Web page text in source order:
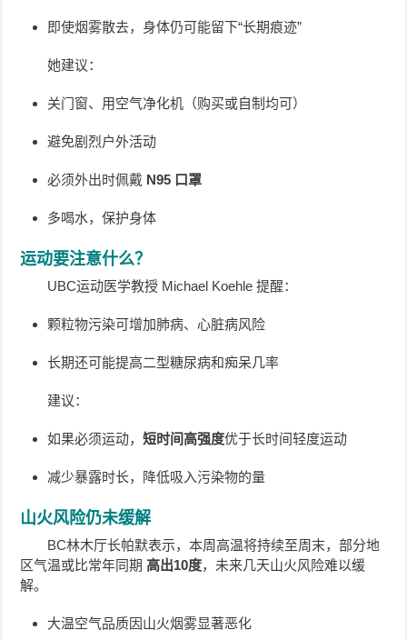
即使烟雾散去，身体仍可能留下“长期痕迹”
她建议：
关门窗、用空气净化机（购买或自制均可）
避免剧烈户外活动
必须外出时佩戴 N95 口罩
多喝水，保护身体
运动要注意什么？
UBC运动医学教授 Michael Koehle 提醒：
颗粒物污染可增加肺病、心脏病风险
长期还可能提高二型糖尿病和痴呆几率
建议：
如果必须运动，短时间高强度优于长时间轻度运动
减少暴露时长，降低吸入污染物的量
山火风险仍未缓解
BC林木厅长帕默表示，本周高温将持续至周末，部分地
区气温或比常年同期高出10度，未来几天山火风险难以缓
解。
大温空气品质因山火烟雾显著恶化